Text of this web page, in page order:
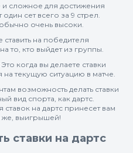
сложное для достижения
сет всего за 9 стрел.
очень высоки.
на победителя
то, кто выйдет из группы.
Это когда вы делаете ставки
текущую ситуацию в матче.
возможность делать ставки
вид спорта, как дартс.
на дартс принесет вам
же, выигрышей!
ставки на дартс